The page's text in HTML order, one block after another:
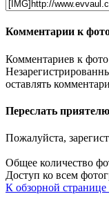
Комментарии к
Комментариев к
оставлять
Переслать приятелю
Пожалуйста,
Общее количество
Доступ ко всем
К обзорной странице